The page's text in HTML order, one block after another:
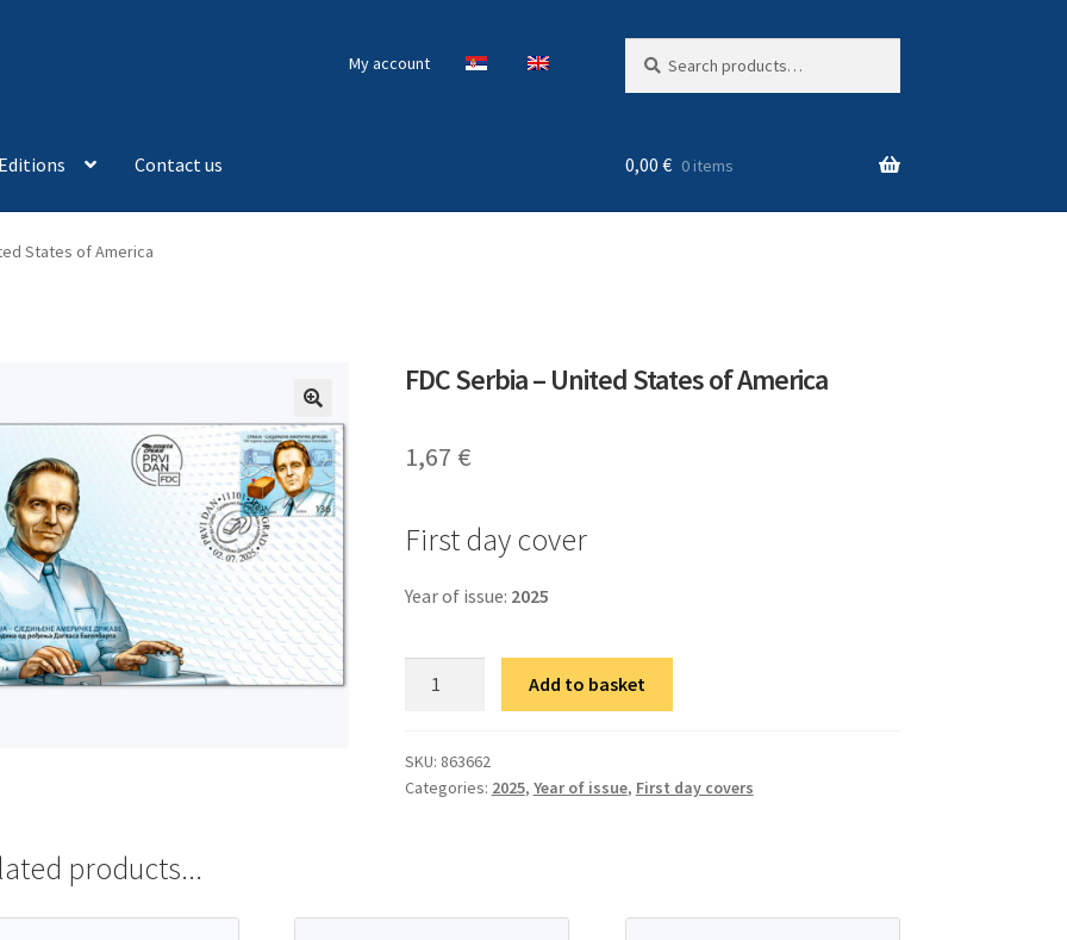
My account
for:
Contact us 0,00 € 0 items
States of America
🔍
FDC Serbia – United States of America
1,67 €
First day cover
Year of issue: 2025
Америчке
Државе
Add to basket
SKU: 863662
Categories: 2025, Year of issue, First day covers
products...